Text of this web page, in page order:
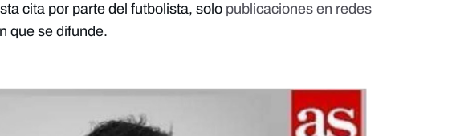
cita por parte del futbolista, solo publicaciones en redes
que se difunde.